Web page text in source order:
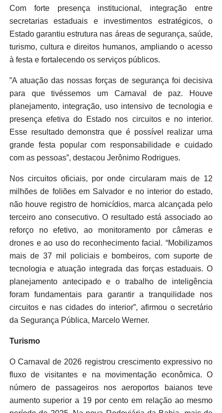
Com forte presença institucional, integração entre
secretarias estaduais e investimentos estratégicos, o
Estado garantiu estrutura nas áreas de segurança, saúde,
turismo, cultura e direitos humanos, ampliando o acesso
à festa e fortalecendo os serviços públicos.
”A atuação das nossas forças de segurança foi decisiva
para que tivéssemos um Carnaval de paz. Houve
planejamento, integração, uso intensivo de tecnologia e
presença efetiva do Estado nos circuitos e no interior.
Esse resultado demonstra que é possível realizar uma
grande festa popular com responsabilidade e cuidado
com as pessoas”, destacou Jerônimo Rodrigues.
Nos circuitos oficiais, por onde circularam mais de 12
milhões de foliões em Salvador e no interior do estado,
não houve registro de homicídios, marca alcançada pelo
terceiro ano consecutivo. O resultado está associado ao
reforço no efetivo, ao monitoramento por câmeras e
drones e ao uso do reconhecimento facial. “Mobilizamos
mais de 37 mil policiais e bombeiros, com suporte de
tecnologia e atuação integrada das forças estaduais. O
planejamento antecipado e o trabalho de inteligência
foram fundamentais para garantir a tranquilidade nos
circuitos e nas cidades do interior”, afirmou o secretário
da Segurança Pública, Marcelo Werner.
Turismo
O Carnaval de 2026 registrou crescimento expressivo no
fluxo de visitantes e na movimentação econômica. O
número de passageiros nos aeroportos baianos teve
aumento superior a 19 por cento em relação ao mesmo